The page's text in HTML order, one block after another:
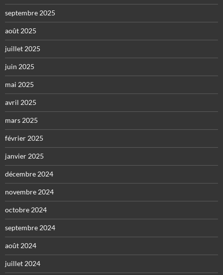
septembre 2025
août 2025
juillet 2025
juin 2025
mai 2025
avril 2025
mars 2025
février 2025
janvier 2025
décembre 2024
novembre 2024
octobre 2024
septembre 2024
août 2024
juillet 2024